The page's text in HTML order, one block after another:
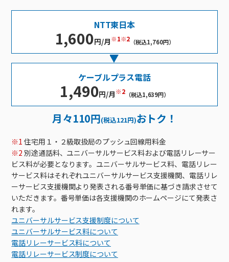
特典・キャンペーン
おトクな割引サービス
サポートサービス
サポートサービストップ
リモートコール
回線速度測定
接続・設定⽅法
訪問サポート＆サポートパックサービス料⾦表
メンテナンス・障害情報
イベントカレンダー
講座のご案内
ケーブルテレビトップ
チャンネル紹介
料⾦プラン
NHK衛星受信料団体⼀括⽀払
インターネットトップ
料⾦プラン
ポテトホーム防犯カメラ
オプションサービス
固定電話トップ
基本料⾦・通話料⾦
オプションサービス
auスマートバリュー
ポテトスマートフォントップ
料⾦プラン
機種⼀覧
でんきトップ
ポラリンでんき×ポテト
ケーブルプラスでんき
暮らしを快適にするサービス
暮らしを快適にするサービストップ
⽣活あんしんサービス
みるプラス
お困りの方はこちら
メンテナンス
マイページ
お申し込み
NTT東日本
1,600円/月※1※2 （税込1,760円）
ケーブルプラス電話
1,490円/月※2 （税込1,639円）
月々110円(税込121円)おトク！
※1 住宅用１・２級取扱局のプッシュ回線用料金
※2 別途通話料、ユニバーサルサービス料および電話リレーサー
ビス料が必要となります。ユニバーサルサービス料、電話リレー
サービス料はそれぞれユニバーサルサービス支援機関、電話リレ
ーサービス支援機関より発表される番号単価に基づき請求させて
いただきます。番号単価は各支援機関のホームページにて発表さ
れます。
ユニバーサルサービス支援制度について
ユニバーサルサービス料について
電話リレーサービス料について
電話リレーサービス制度について